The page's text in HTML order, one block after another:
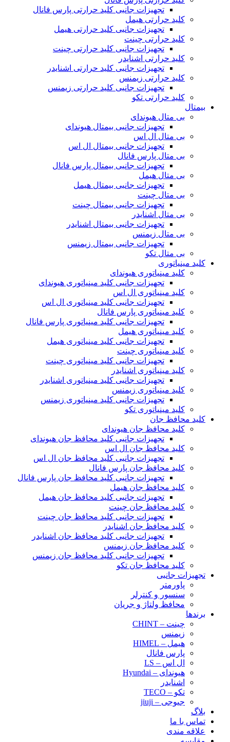
تجهیزات جانبی کلید حرارتی پارس فانال
کلید حرارتی هیمل
تجهیزات جانبی کلید حرارتی هیمل
کلید حرارتی چینت
تجهیزات جانبی کلید حرارتی چینت
کلید حرارتی اشنایدر
تجهیزات جانبی کلید حرارتی اشنایدر
کلید حرارتی زیمنس
تجهیزات جانبی کلید حرارتی زیمنس
کلید حرارتی تکو
بیمتال
بی متال هیوندای
تجهیزات جانبی بیمتال هیوندای
بی متال ال اس
تجهیزات جانبی بیمتال ال اس
بی متال پارس فانال
تجهیزات جانبی بیمتال پارس فانال
بی متال هیمل
تجهیزات جانبی بیمتال هیمل
بی متال چینت
تجهیزات جانبی بیمتال چینت
بی متال اشنایدر
تجهیزات جانبی بیمتال اشنایدر
بی متال زیمنس
تجهیزات جانبی بیمتال زیمنس
بی متال تکو
کلید مینیاتوری
کلید مینیاتوری هیوندای
تجهیزات جانبی کلید مینیاتوری هیوندای
کلید مینیاتوری ال اس
تجهیزات جانبی کلید مینیاتوری ال اس
کلید مینیاتوری پارس فانال
تجهیزات جانبی کلید مینیاتوری پارس فانال
کلید مینیاتوری هیمل
تجهیزات جانبی کلید مینیاتوری هیمل
کلید مینیاتوری چینت
تجهیزات جانبی کلید مینیاتوری چینت
کلید مینیاتوری اشنایدر
تجهیزات جانبی کلید مینیاتوری اشنایدر
کلید مینیاتوری زیمنس
تجهیزات جانبی کلید مینیاتوری زیمنس
کلید مینیاتوری تکو
کلید محافظ جان
کلید محافظ جان هیوندای
تجهیزات جانبی کلید محافظ جان هیوندای
کلید محافظ جان ال اس
تجهیزات جانبی کلید محافظ جان ال اس
کلید محافظ جان پارس فانال
تجهیزات جانبی کلید محافظ جان پارس فانال
کلید محافظ جان هیمل
تجهیزات جانبی کلید محافظ جان هیمل
کلید محافظ جان چینت
تجهیزات جانبی کلید محافظ جان چینت
کلید محافظ جان اشنایدر
تجهیزات جانبی کلید محافظ جان اشنایدر
کلید محافظ جان زیمنس
تجهیزات جانبی کلید محافظ جان زیمنس
کلید محافظ جان تکو
تجهیزات جانبی
پاورمتر
سنسور و کنترلر
محافظ ولتاژ و‌ جریان
برندها
چینت – CHINT
زیمنس
هیمل – HIMEL
پارس فانال
ال اس – LS
هیوندای – Hyundai
اشنایدر
تکو – TECO
جیوجی – jiuji
بلاگ
تماس با ما
علاقه مندی